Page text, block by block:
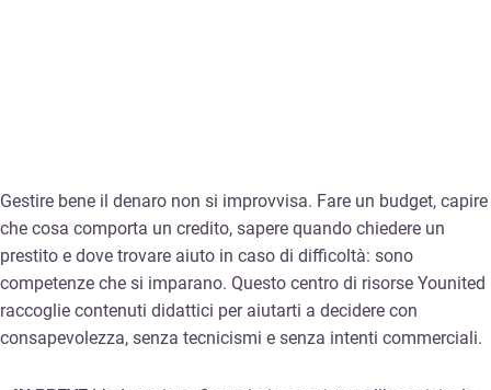
Gestire bene il denaro non si improvvisa. Fare un budget, capire
che cosa comporta un credito, sapere quando chiedere un
prestito e dove trovare aiuto in caso di difficoltà: sono
competenze che si imparano. Questo centro di risorse Younited
raccoglie contenuti didattici per aiutarti a decidere con
consapevolezza, senza tecnicismi e senza intenti commerciali.